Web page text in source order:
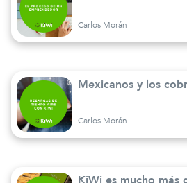
Carlos Morán
Mexicanos y los
Carlos Morán